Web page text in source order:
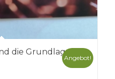
die Grundlage“
Angebot!